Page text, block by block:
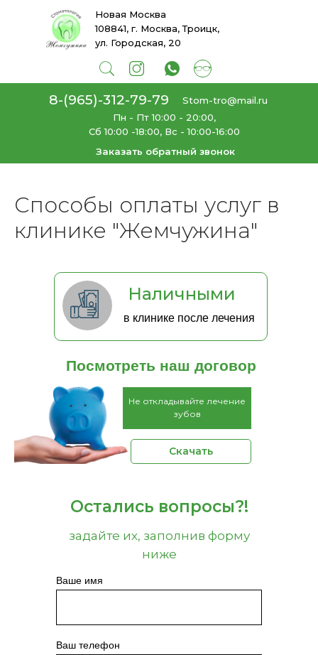
8-(965)-312-79-79
Заказать обратный звонок
Пн - Пт 10:00 - 20:00,
Сб 10:00 -18:00, Вс - 10:00-16:00
Stom-tro@mail.ru
Новая Москва
108841, г. Москва, Троицк,
ул. Городская, 20
Способы оплаты
Способы оплаты услуг в
клинике "Жемчужина"
Наличными
в клинике после лечения
Посмотреть наш договор
Не откладывайте лечение
зубов
Скачать
Ваше имя
Ваш телефон
Остались вопросы?!
задайте их, заполнив форму
ниже